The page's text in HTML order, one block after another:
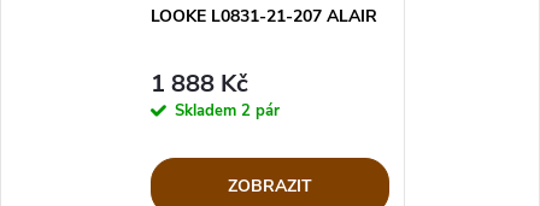
LOOKE L0831-21-207 ALAIR
1 888 Kč
Skladem 2 pár
ZOBRAZIT